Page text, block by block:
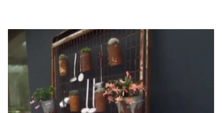
Guardar como favorito
Contenido enviado